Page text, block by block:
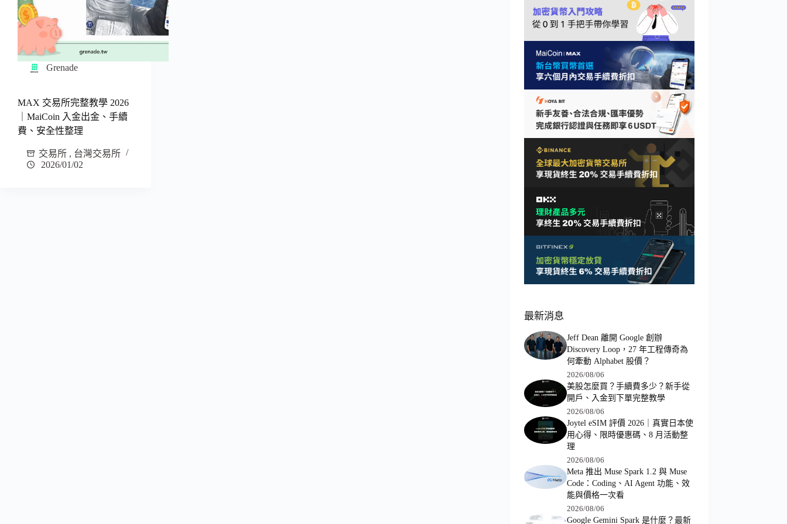
Grenade
MAX 交易所完整教學 2026
｜MaiCoin 入金出金、手續
費、安全性整理
交易所 , 台灣交易所
2026/01/02
最新消息
Jeff Dean 離開 Google 創辦
Discovery Loop，27 年工程傳奇為
何牽動 Alphabet 股價？
2026/08/06
美股怎麼買？手續費多少？新手從
開戶、入金到下單完整教學
2026/08/06
Joytel eSIM 評價 2026｜真實日本使
用心得、限時優惠碼、8 月活動整
理
2026/08/06
Meta 推出 Muse Spark 1.2 與 Muse
Code：Coding、AI Agent 功能、效
能與價格一次看
2026/08/06
Google Gemini Spark 是什麼？最新